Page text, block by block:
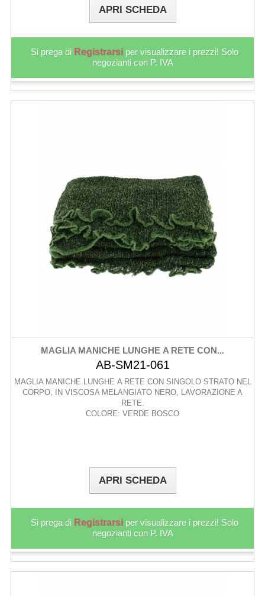
APRI SCHEDA
Si prega di Registrarsi per visualizzare i prezzi! Solo
negozianti con P. IVA
MAGLIA MANICHE LUNGHE A RETE CON...
AB-SM21-061
MAGLIA MANICHE LUNGHE A RETE CON SINGOLO STRATO NEL
CORPO, IN VISCOSA MELANGIATO NERO, LAVORAZIONE A
RETE.
COLORE: VERDE BOSCO
APRI SCHEDA
Si prega di Registrarsi per visualizzare i prezzi! Solo
negozianti con P. IVA